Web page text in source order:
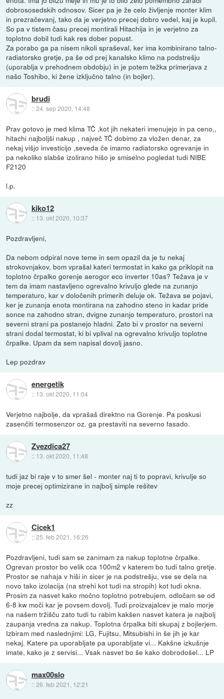
dobrososedskih odnosov. Sicer pa je že celo življenje monter klim
in prezračevanj, tako da je verjetno precej dobro vedel, kaj je kupil.
So pa v tistem času precej montirali Hitachija in je verjetno za
toplotno dobil tudi kak res dober popust.
Za porabo ga pa nisem nikoli spraševal, ker ima kombinirano talno-
radiatorsko gretje, pa še od prej kanalsko klimo na podstrešju
(uporablja v prehodnem obdobju) in je potem težka primerjava z
našo Toshibo, ki žene izključno talno (in bojler).
brudi
::24. sep 2020, 14:48
Prav gotovo je med klima TČ ,kot jih nekateri imenujejo in pa ceno,,
hitachi najboljši nakup , največ TČ dobimo za vložen denar, za
nekaj višjo investicijo ,seveda če imamo radiatorsko ogrevanje in
pa nekoliko slabše izolirano hišo je smiselno pogledat tudi NIBE
F2120
l.p.
kiko12
:: 13. okt 2020, 10:37
Pozdravljeni,
Da nebom odpiral nove teme in sem opazil da je tu nekaj
strokovnjakov, bom vprašal kateri termostat in kako ga priklopit na
toplotno črpalko gorenje aerogor eco inverter 10as? Težava je v
tem da imam nastavljeno ogrevalno krivuljo glede na zunanjo
temperaturo, kar v določenih primerih deluje ok. Težava se pojavi,
ker je zunanja enota montirana na zahodno steno in kadar pride
sonce na zahodno stran, dvigne zunanjo temperaturo, prostori na
severni strani pa postanejo hladni. Zato bi v prostor na severni
strani dodal termostat, ki bi vplival na ogrevalno krivuljo toplotne
črpalke. Upam da sem napisal dovolj jasno.
Lep pozdrav
energetik
:: 13. okt 2020, 11:04
Verjetno najbolje, da vprašaš direktno na Gorenje. Pa poskusi
zasenčiti termosenzor oz. ga prestaviti na severno fasado.
Zvezdica27
:: 13. okt 2020, 11:48
tudi jaz bi raje v to smer šel - monter naj ti to popravi, krivulje so
moje precej optimizirane in najbolj simple rešitev
zz
Cicek1
::25. feb 2021, 16:26
Pozdravljeni, tudi sam se zanimam za nakup toplotne črpalke.
Ogrevan prostor bo velik cca 100m2 v katerem bo tudi talno gretje.
Prostor se nahaja v hiši in sicer je na podstrešju, vse se dela na
novo tako izolacija (na strehi kot tudi na stropih) kot tudi okna.
Prosim za nasvet kako močno toplotno potrebujem, odločam se od
6-8 kw moči kar je povsem dovolj. Tudi proizvajalcev je malo morje
na našem tržišču zato tudi tu rabim kakšen nasvet katera je najbolj
zaupanja vredna za nakup. Toplotna črpalka biti skupaj z bojlerjem.
Izbiram med naslednjimi: LG, Fujitsu, Mitsubishi in še jih je kar
nekaj. Katere pa uporabljate pa uporabljate vi... Kakšne izkušnje
imate, kako je z servisi... Vsak nasvet bo še kako dobrodošel... LP
max00slo
::26. feb 2021, 12:21